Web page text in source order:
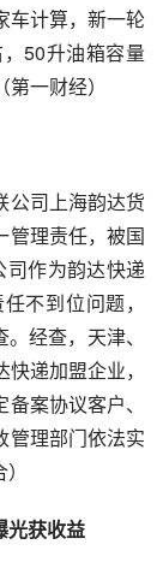
车计算，新一轮
50升油箱容量
一财经）
公司上海韵达货
管理责任，被国
作为韵达快递
不到位问题，
经查，天津、
递加盟企业，
案协议客户、
管理部门依法实
光获收益